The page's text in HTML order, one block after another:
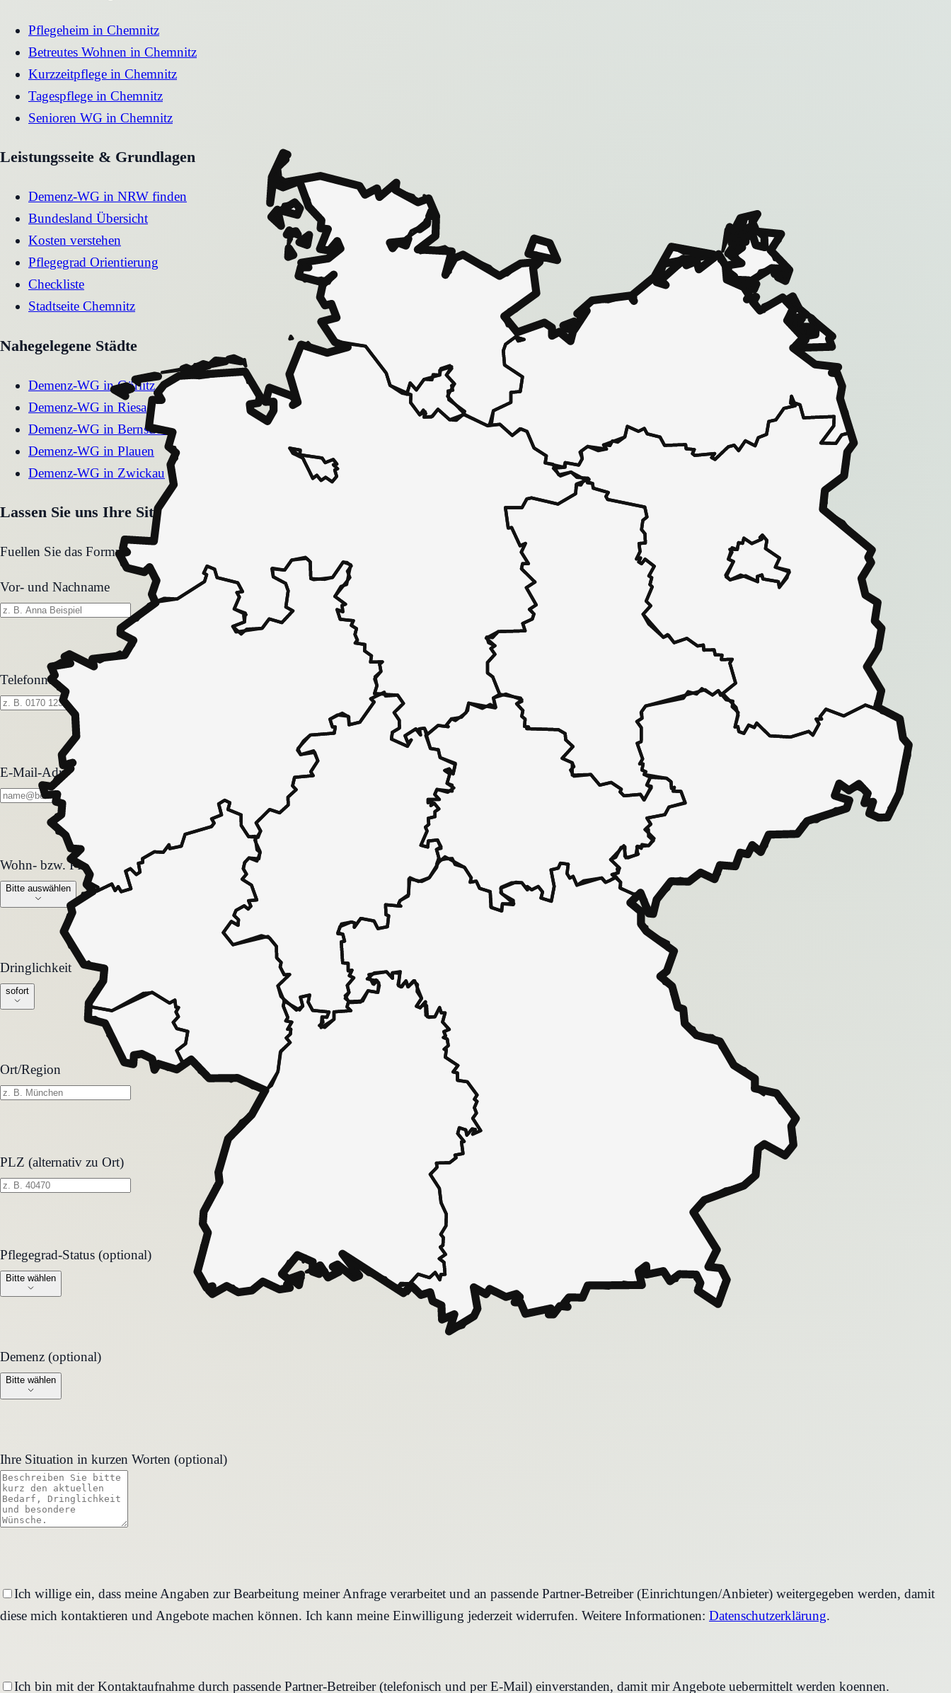
Pflegeheim in Chemnitz
Betreutes Wohnen in Chemnitz
Kurzzeitpflege in Chemnitz
Tagespflege in Chemnitz
Senioren WG in Chemnitz
Leistungsseite & Grundlagen
Demenz-WG in NRW finden
Bundesland Übersicht
Kosten verstehen
Pflegegrad Orientierung
Checkliste
Stadtseite Chemnitz
Nahegelegene Städte
Demenz-WG inGörlitz
Demenz-WG in Riesa
Demenz-WG in Bernsdorf
Demenz-WG in Plauen
Demenz-WG in Zwickau
Lassen Sie uns Ihre Situation gemeinsam klären - in 30 Sekunden zu einem Pflegeplatz
Fuellen Sie das Formular aus. Wir melden uns zeitnah und unverbindlich bei Ihnen.
Vor- und Nachname
Telefonnummer
E-Mail-Adresse
Wohn- bzw. Pflegeform
Wohn- bzw. Pflegeform
Bitte auswählen
Dringlichkeit
Dringlichkeit
sofort
Ort/Region
PLZ (alternativ zu Ort)
Pflegegrad-Status (optional)
Pflegegrad-Status (optional)
Bitte wählen
Demenz (optional)
Demenz (optional)
Bitte wählen
Ihre Situation in kurzen Worten (optional)
Ich willige ein, dass meine Angaben zur Bearbeitung meiner Anfrage verarbeitet und an passende Partner-Betreiber (Einrichtungen/Anbieter) weitergegeben werden, damit
diese mich kontaktieren und Angebote machen können. Ich kann meine Einwilligung jederzeit widerrufen. Weitere Informationen: Datenschutzerklärung.
Ich bin mit der Kontaktaufnahme durch passende Partner-Betreiber (telefonisch und per E-Mail) einverstanden, damit mir Angebote uebermittelt werden koennen.